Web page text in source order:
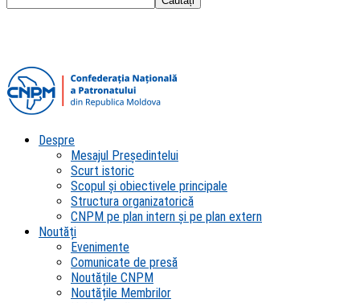
Despre
Mesajul Președintelui
Scurt istoric
Scopul şi obiectivele principale
Structura organizatorică
CNPM pe plan intern şi pe plan extern
Noutăți
Evenimente
Comunicate de presă
Noutățile CNPM
Noutățile Membrilor